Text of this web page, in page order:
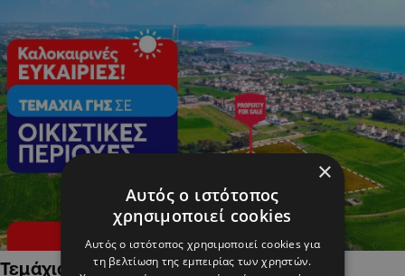
Τεμάχια Γης σε Οικιστικές Περιοχές
×
Αυτός ο ιστότοπος
χρησιμοποιεί cookies
Αυτός ο ιστότοπος χρησιμοποιεί cookies για
τη βελτίωση της εμπειρίας των χρηστών.